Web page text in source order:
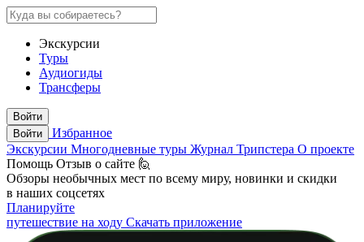
Экскурсии
Туры
Аудиогиды
Трансферы
Войти
Войти
Избранное
Экскурсии Многодневные туры Журнал Трипстера О проекте
Помощь Отзыв о сайте 🙋
Обзоры необычных мест по всему миру, новинки и скидки
в наших соцсетях
Планируйте
путешествие на ходу Скачать приложение